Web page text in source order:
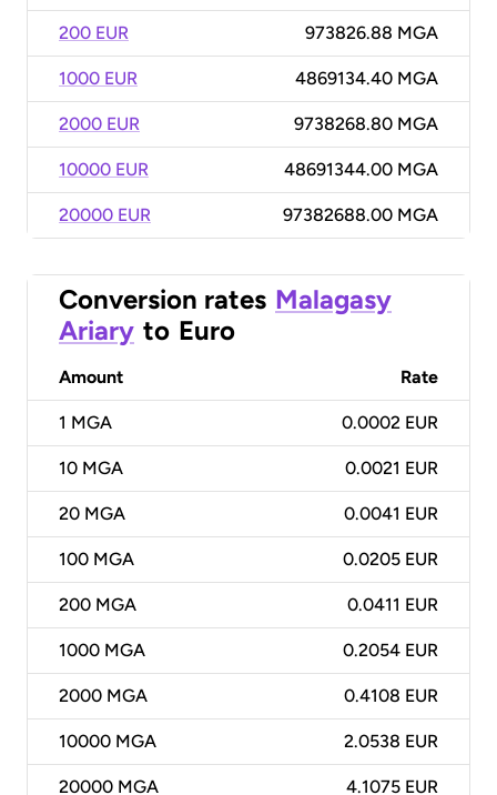
200 EUR 973826.88 MGA
1000 EUR 4869134.40 MGA
2000 EUR 9738268.80 MGA
10000 EUR 48691344.00 MGA
20000 EUR 97382688.00 MGA
Conversion rates Malagasy
Ariary to Euro
Amount Rate
1 MGA 0.0002 EUR
10 MGA 0.0021 EUR
20 MGA 0.0041 EUR
100 MGA 0.0205 EUR
200 MGA 0.0411 EUR
1000 MGA 0.2054 EUR
2000 MGA 0.4108 EUR
10000 MGA 2.0538 EUR
20000 MGA 4.1075 EUR